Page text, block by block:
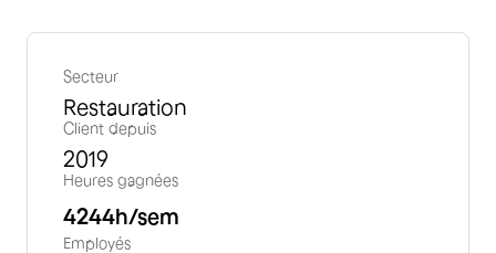
Secteur
Restauration
Client depuis
2019
Heures gagnées
4244h/sem
Employés